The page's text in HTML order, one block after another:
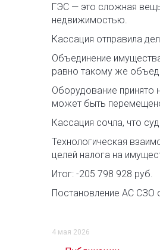
ГЭС — это сложная
недвижимостью.
Кассация отправила
Объединение
равно такому же
Оборудование принято
может быть
Кассация сочла, что
Технологическая
целей налога на
Итог: -205 798 928 руб.
Постановление АС СЗО
4 мая 2026